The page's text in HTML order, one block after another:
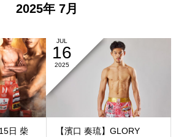
2025年 7月
日 柴
JUL
16
2025
【濱口 奏琉】GLORY